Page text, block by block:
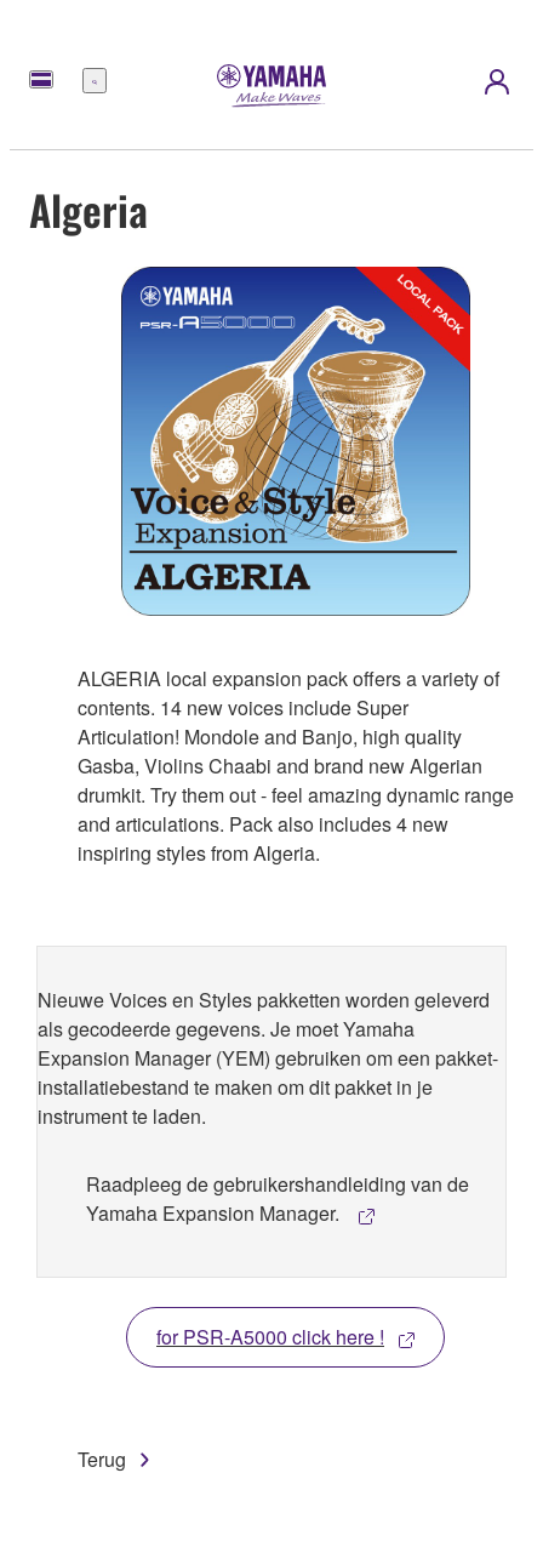
Menu
Algeria
ALGERIA local expansion pack offers a variety of
contents. 14 new voices include Super
Articulation! Mondole and Banjo, high quality
Gasba, Violins Chaabi and brand new Algerian
drumkit. Try them out - feel amazing dynamic range
and articulations. Pack also includes 4 new
inspiring styles from Algeria.
Nieuwe Voices en Styles pakketten worden geleverd
als gecodeerde gegevens. Je moet Yamaha
Expansion Manager (YEM) gebruiken om een pakket-
installatiebestand te maken om dit pakket in je
instrument te laden.
Raadpleeg de gebruikershandleiding van de
Yamaha Expansion Manager.
for PSR-A5000 click here !
Terug